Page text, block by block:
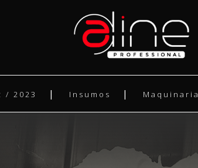
/ 2023 Insumos Maquinaria